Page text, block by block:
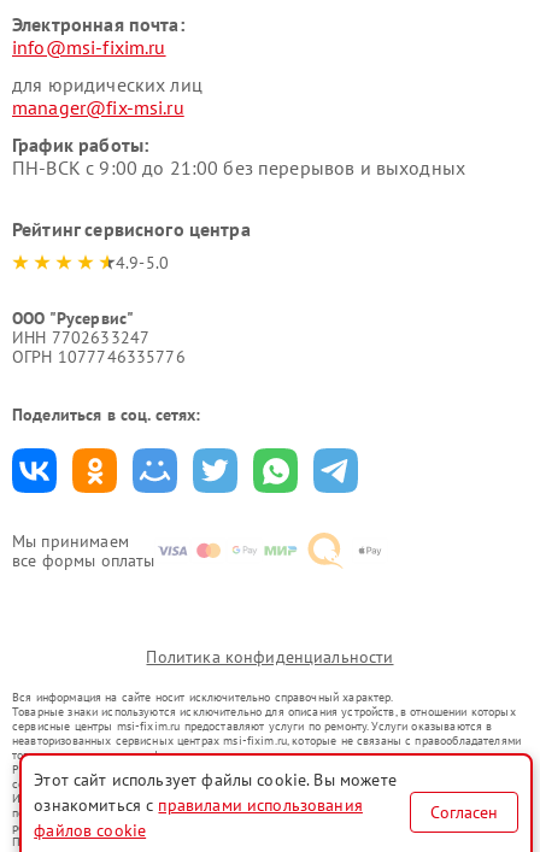
Мы принимаем
все формы оплаты
Электронная почта:
info@msi-fixim.ru
для юридических лиц
manager@fix-msi.ru
График работы:
ПН-ВСК с 9:00 до 21:00 без перерывов и выходных
Рейтинг сервисного центра
4.9-5.0
ООО "Русервис"
ИНН 7702633247
ОГРН 1077746335776
Поделиться в соц. сетях:
Политика конфиденциальности
Вся информация на сайте носит исключительно справочный характер.
Товарные знаки используются исключительно для описания устройств, в отношении которых
сервисные центры msi-fixim.ru предоставляют услуги по ремонту. Услуги оказываются в
неавторизованных сервисных центрах msi-fixim.ru, которые не связаны с правообладателями
товарных знаков или их официальными представителями.
Ремонт осуществляется для устройств, уже введенных в гражданский оборот в соответствии
со статьей 1487 ГК РФ.
Использование товарных знаков не преследует цели индивидуализации услуг или введения
потребителей в заблуждение, а служит для информирования о предоставляемых услугах по
ремонту техники указанных брендов.
Представленная на сайте информация не является публичной офертой, определяемой
Этот сайт использует файлы cookie. Вы можете
ознакомиться с правилами использования
файлов cookie
Согласен